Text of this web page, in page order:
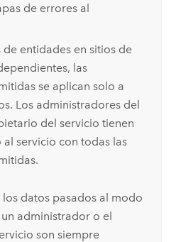
de errores al
de entidades en sitios de
las
se aplican solo a
Los administradores del
del servicio tienen
servicio con todas las
datos pasados al modo
administrador o el
son siempre